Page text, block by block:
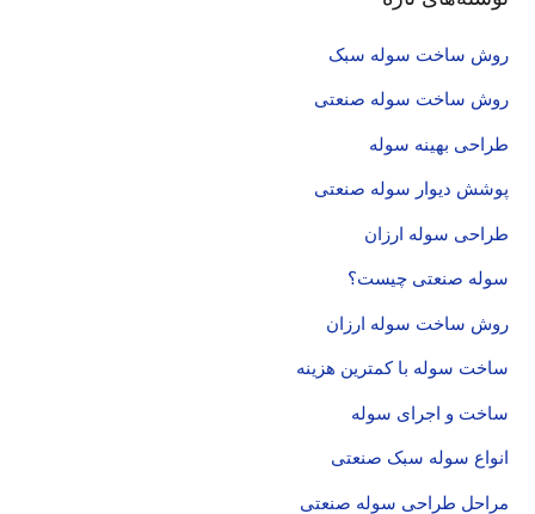
روش ساخت سوله سبک
روش ساخت سوله صنعتی
طراحی بهینه سوله
پوشش دیوار سوله صنعتی
طراحی سوله ارزان
سوله صنعتی چیست؟
روش ساخت سوله ارزان
ساخت سوله با کمترین هزینه
ساخت و اجرای سوله
انواع سوله سبک صنعتی
مراحل طراحی سوله صنعتی